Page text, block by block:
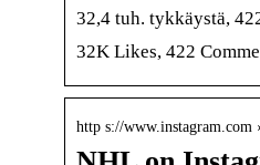
32,4 tuh. tykkäystä,
32K Likes, 422
http s://www.instagram.com